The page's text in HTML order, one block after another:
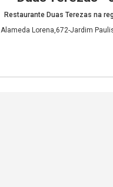
Restaurante Duas Terezas na
Alameda Lorena,672-Jardim